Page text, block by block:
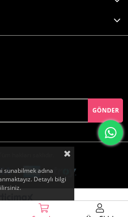
GÖNDER
hakları saklıdır.
sunabilmek adına
Detaylı bilgi